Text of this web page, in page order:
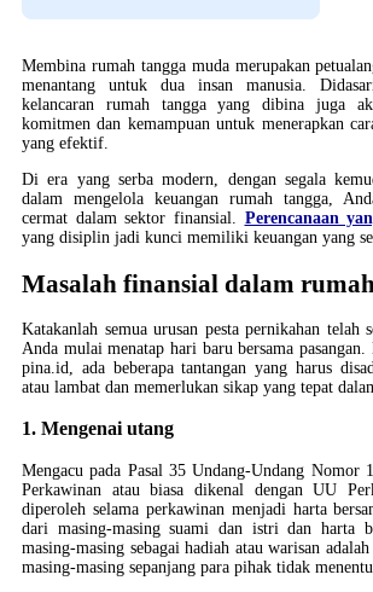
Membina rumah tangga muda merupakan
menantang untuk dua insan manusia.
kelancaran rumah tangga yang dibina juga
komitmen dan kemampuan untuk menerapkan
yang efektif.
Di era yang serba modern, dengan segala
dalam mengelola keuangan rumah tangga,
cermat dalam sektor finansial. Perencanaan
yang disiplin jadi kunci memiliki keuangan yang
Masalah finansial dalam
Katakanlah semua urusan pesta pernikahan telah
Anda mulai menatap hari baru bersama pasangan.
pina.id, ada beberapa tantangan yang harus
atau lambat dan memerlukan sikap yang tepat
1. Mengenai utang
Mengacu pada Pasal 35 Undang-Undang Nomor
Perkawinan atau biasa dikenal dengan UU
diperoleh selama perkawinan menjadi harta
dari masing-masing suami dan istri dan harta
masing-masing sebagai hadiah atau warisan
masing-masing sepanjang para pihak tidak